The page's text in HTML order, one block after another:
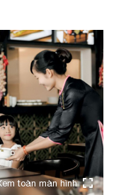
toàn màn hình